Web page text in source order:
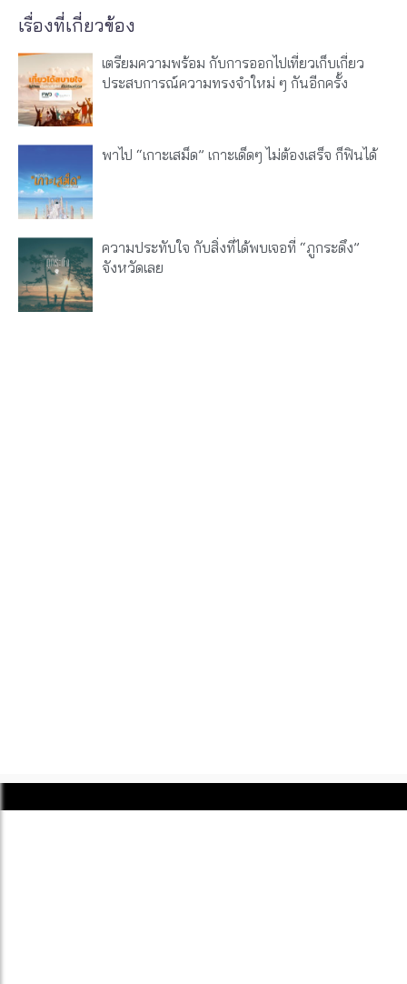
เรื่องที่เกี่ยวข้อง
เตรียมความพร้อม กับการออกไปเที่ยวเก็บเกี่ยว
ประสบการณ์ความทรงจำใหม่ ๆ กันอีกครั้ง
พาไป “เกาะเสม็ด” เกาะเด็ดๆ ไม่ต้องเสร็จ ก็ฟินได้
ความประทับใจ กับสิ่งที่ได้พบเจอที่ “ภูกระดึง”
จังหวัดเลย